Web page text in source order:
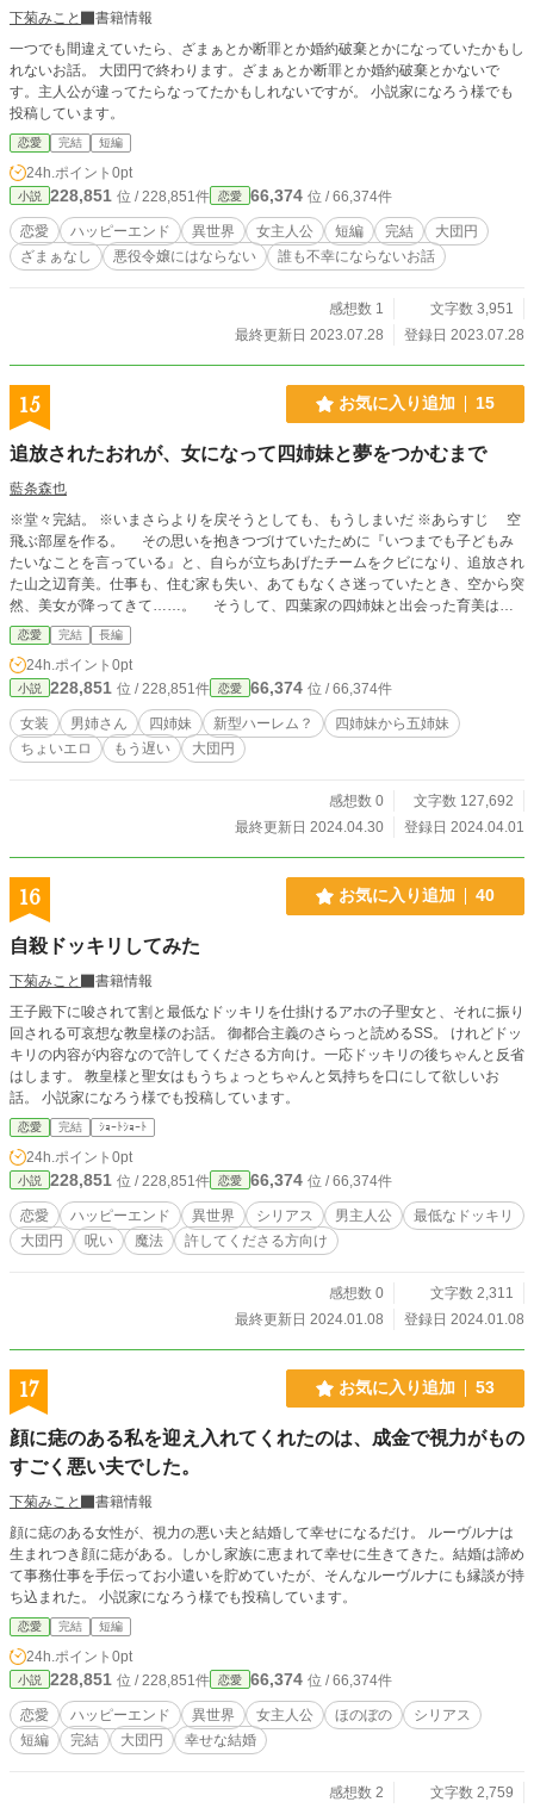
下菊みこと
書籍情報
一つでも間違えていたら、ざまぁとか断罪とか婚約破棄とかになっていたかもし
れないお話。 大団円で終わります。ざまぁとか断罪とか婚約破棄とかないで
す。主人公が違ってたらなってたかもしれないですが。 小説家になろう様でも
投稿しています。
恋愛 完結 短編
24h.ポイント 0pt
小説 228,851 位 / 228,851件 恋愛 66,374 位 / 66,374件
恋愛 ハッピーエンド 異世界 女主人公 短編 完結
大団円
ざまぁなし
悪役令嬢にはならない 誰も不幸にならないお話
感想数 1
文字数 3,951
最終更新日 2023.07.28
登録日 2023.07.28
15 お気に入り追加 15
追放されたおれが、女になって四姉妹と夢をつかむまで
藍条森也
※堂々完結。 ※いまさらよりを戻そうとしても、もうしまいだ ※あらすじ 空
飛ぶ部屋を作る。 その思いを抱きつづけていたために『いつまでも子どもみ
たいなことを言っている』と、自らが立ちあげたチームをクビになり、追放され
た山之辺育美。仕事も、住む家も失い、あてもなくさ迷っていたとき、空から突
然、美女が降ってきて……。 そうして、四葉家の四姉妹と出会った育美は、
四姉妹と一緒に暮らし、四姉妹と一緒に空飛ぶ部屋を作るために女装して女にな
る。やがて、本当の姉妹として迎え入れられた育美は、空飛ぶ部屋実現のために
試作品で台風のなかを突っ切ることに……。 『アルファポリス』、『カクヨ
ム』にて公開。
恋愛 完結 長編
24h.ポイント 0pt
小説 228,851 位 / 228,851件 恋愛 66,374 位 / 66,374件
女装 男姉さん 四姉妹 新型ハーレム？
四姉妹から五姉妹
ちょいエロ
もう遅い 大団円
感想数 0
文字数 127,692
最終更新日 2024.04.30
登録日 2024.04.01
16 お気に入り追加 40
自殺ドッキリしてみた
下菊みこと
書籍情報
王子殿下に唆されて割と最低なドッキリを仕掛けるアホの子聖女と、それに振り
回される可哀想な教皇様のお話。 御都合主義のさらっと読めるSS。 けれどドッ
キリの内容が内容なので許してくださる方向け。一応ドッキリの後ちゃんと反省
はします。 教皇様と聖女はもうちょっとちゃんと気持ちを口にして欲しいお
話。 小説家になろう様でも投稿しています。
恋愛 完結 ｼｮｰﾄｼｮｰﾄ
24h.ポイント 0pt
小説 228,851 位 / 228,851件 恋愛 66,374 位 / 66,374件
恋愛 ハッピーエンド 異世界 シリアス 男主人公
最低なドッキリ
大団円
呪い 魔法 許してくださる方向け
感想数 0
文字数 2,311
最終更新日 2024.01.08
登録日 2024.01.08
17 お気に入り追加 53
顔に痣のある私を迎え入れてくれたのは、成金で視力がもの
すごく悪い夫でした。
下菊みこと
書籍情報
顔に痣のある女性が、視力の悪い夫と結婚して幸せになるだけ。 ルーヴルナは
生まれつき顔に痣がある。しかし家族に恵まれて幸せに生きてきた。結婚は諦め
て事務仕事を手伝ってお小遣いを貯めていたが、そんなルーヴルナにも縁談が持
ち込まれた。 小説家になろう様でも投稿しています。
恋愛 完結 短編
24h.ポイント 0pt
小説 228,851 位 / 228,851件 恋愛 66,374 位 / 66,374件
恋愛 ハッピーエンド 異世界 女主人公 ほのぼの
シリアス
短編
完結 大団円 幸せな結婚
感想数 2
文字数 2,759